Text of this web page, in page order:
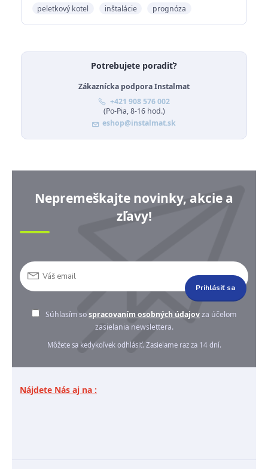
peletkový kotel
inštalácie prognóza
Potrebujete poradiť?
Zákaznícka podpora Instalmat
+421 908 576 002
(Po-Pia, 8-16 hod.)
eshop@instalmat.sk
Nepremeškajte novinky, akcie a
zľavy!
Prihlásiť sa
Súhlasím sospracovaním osobných údajovza účelom
zasielania newslettera.
Môžete sa kedykoľvek odhlásiť. Zasielame raz za 14 dní.
Nájdete Nás aj na :